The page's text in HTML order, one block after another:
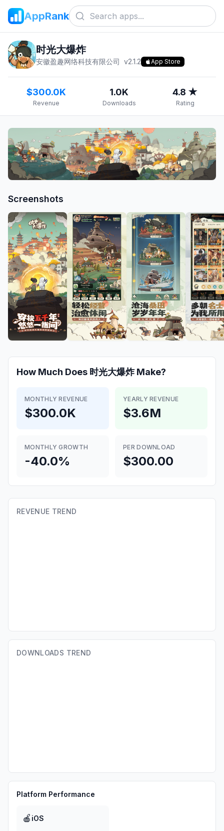
AppRank
时光大爆炸
安徽盈趣网络科技有限公司 v2.1.2 App Store
$300.0K
Revenue
1.0K
Downloads
4.8 ★
Rating
Screenshots
How Much Does 时光大爆炸Make?
MONTHLY REVENUE
$300.0K
YEARLY REVENUE
$3.6M
MONTHLY GROWTH
-40.0%
PER DOWNLOAD
$300.00
REVENUE TREND
DOWNLOADS TREND
Platform Performance
🍎 iOS